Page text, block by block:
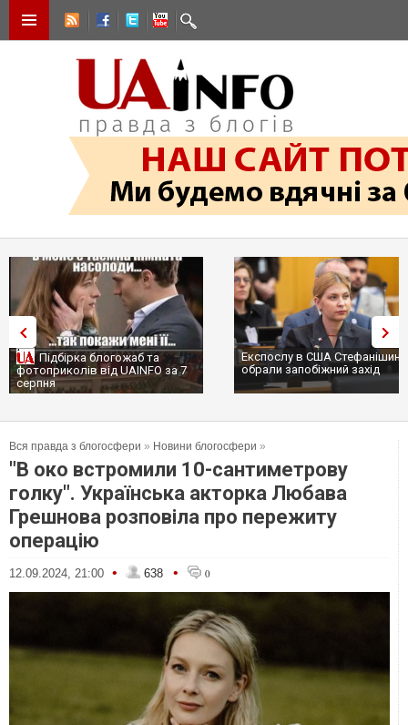
Експослу в США Стефанішиній
обрали запобіжний захід
Трамп не передасть Україні
сотні ракет до Patriot, бо у
Вся правда з блогосфери » Новини блогосфери »
"В око встромили 10-сантиметрову
голку". Українська акторка Любава
Грешнова розповіла про пережиту
операцію
12.09.2024, 21:00 • 638 • 0